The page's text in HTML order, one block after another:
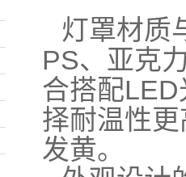
灯罩材质
PS、亚克
合搭配
择耐温性
发黄。